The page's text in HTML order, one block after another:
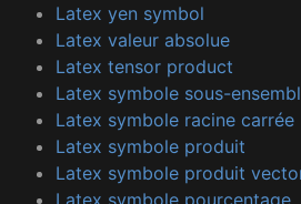
Latex yen symbol
Latex valeur absolue
Latex tensor product
Latex symbole sous-
Latex symbole racine carrée
Latex symbole produit
Latex symbole produit
Latex symbole pourcentage